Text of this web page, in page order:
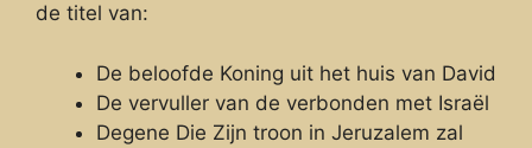
de titel van:
De beloofde Koning uit het huis van David
De vervuller van de verbonden met Israël
Degene Die Zijn troon in Jeruzalem zal